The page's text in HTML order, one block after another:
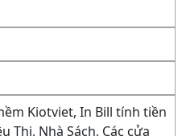
Kiotviet, In Bill tính tiền
Thị, Nhà Sách, Các cửa